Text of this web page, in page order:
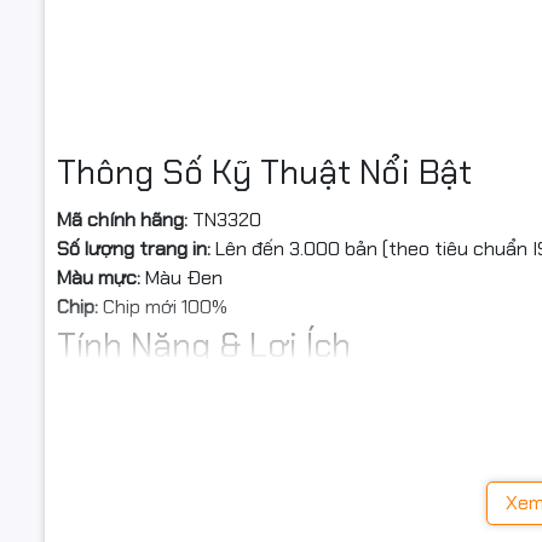
Thông Số Kỹ Thuật Nổi Bật
Mã chính hãng: TN3320
Số lượng trang in:Lên đến 3.000 bản (theo tiêu chuẩn
Màu mực:Màu Đen
Chip:Chip mới 100%
Tính Năng & Lợi Ích
Mỗi hộp mực có khả năng in từ 3 lần trở lên trước khi
Sản phẩm được chứng nhận chất lượng: ISO9001,